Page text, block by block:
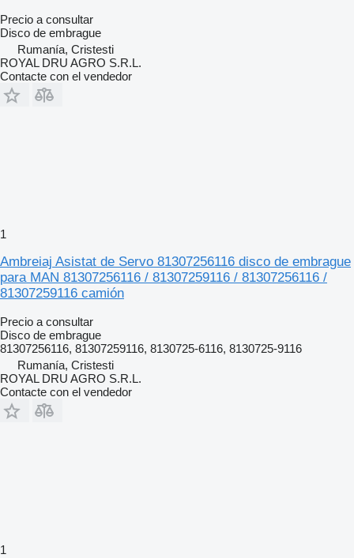
Precio a consultar
Disco de embrague
Rumanía, Cristesti
ROYAL DRU AGRO S.R.L.
Contacte con el vendedor
1
Ambreiaj Asistat de Servo 81307256116 disco de embrague
para MAN 81307256116 / 81307259116 / 81307256116 /
81307259116 camión
Precio a consultar
Disco de embrague
81307256116, 81307259116, 8130725-6116, 8130725-9116
Rumanía, Cristesti
ROYAL DRU AGRO S.R.L.
Contacte con el vendedor
1